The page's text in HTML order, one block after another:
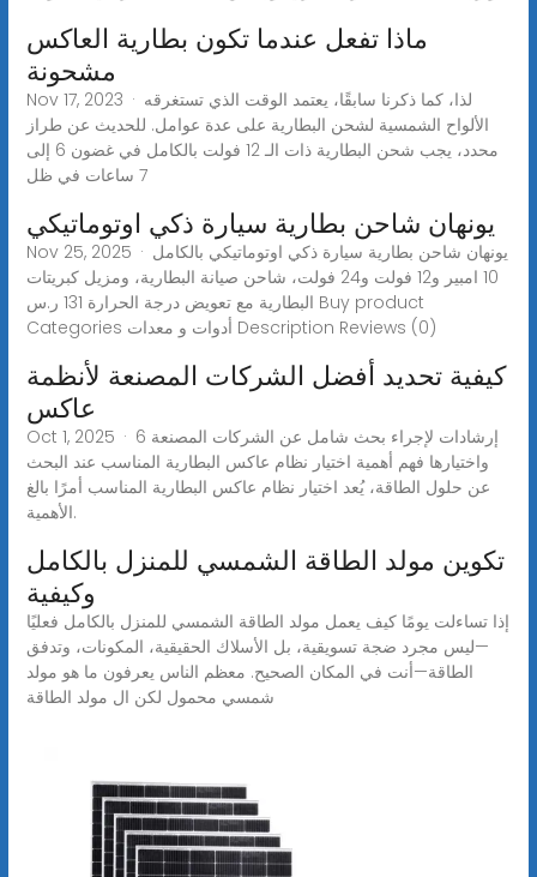
ماذا تفعل عندما تكون بطارية العاكس
مشحونة
Nov 17, 2023 · لذا، كما ذكرنا سابقًا، يعتمد الوقت الذي تستغرقه
الألواح الشمسية لشحن البطارية على عدة عوامل. للحديث عن طراز
محدد، يجب شحن البطارية ذات الـ 12 فولت بالكامل في غضون 6 إلى
7 ساعات في ظل
يونهان شاحن بطارية سيارة ذكي اوتوماتيكي
Nov 25, 2025 · يونهان شاحن بطارية سيارة ذكي اوتوماتيكي بالكامل
10 امبير و12 فولت و24 فولت، شاحن صيانة البطارية، ومزيل كبريتات
البطارية مع تعويض درجة الحرارة 131 ر.س Buy product
Categories أدوات و معدات Description Reviews (0)
كيفية تحديد أفضل الشركات المصنعة لأنظمة
عاكس
Oct 1, 2025 · 6 إرشادات لإجراء بحث شامل عن الشركات المصنعة
واختيارها فهم أهمية اختيار نظام عاكس البطارية المناسب عند البحث
عن حلول الطاقة، يُعد اختيار نظام عاكس البطارية المناسب أمرًا بالغ
الأهمية.
تكوين مولد الطاقة الشمسي للمنزل بالكامل
وكيفية
إذا تساءلت يومًا كيف يعمل مولد الطاقة الشمسي للمنزل بالكامل فعليًا
—ليس مجرد ضجة تسويقية، بل الأسلاك الحقيقية، المكونات، وتدفق
الطاقة—أنت في المكان الصحيح. معظم الناس يعرفون ما هو مولد
شمسي محمول لكن ال مولد الطاقة